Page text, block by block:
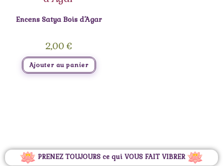
Encens Satya Bois d’Agar
2,00€
Ajouter au panier
PRENEZ TOUJOURS ce qui VOUS FAIT VIBRER